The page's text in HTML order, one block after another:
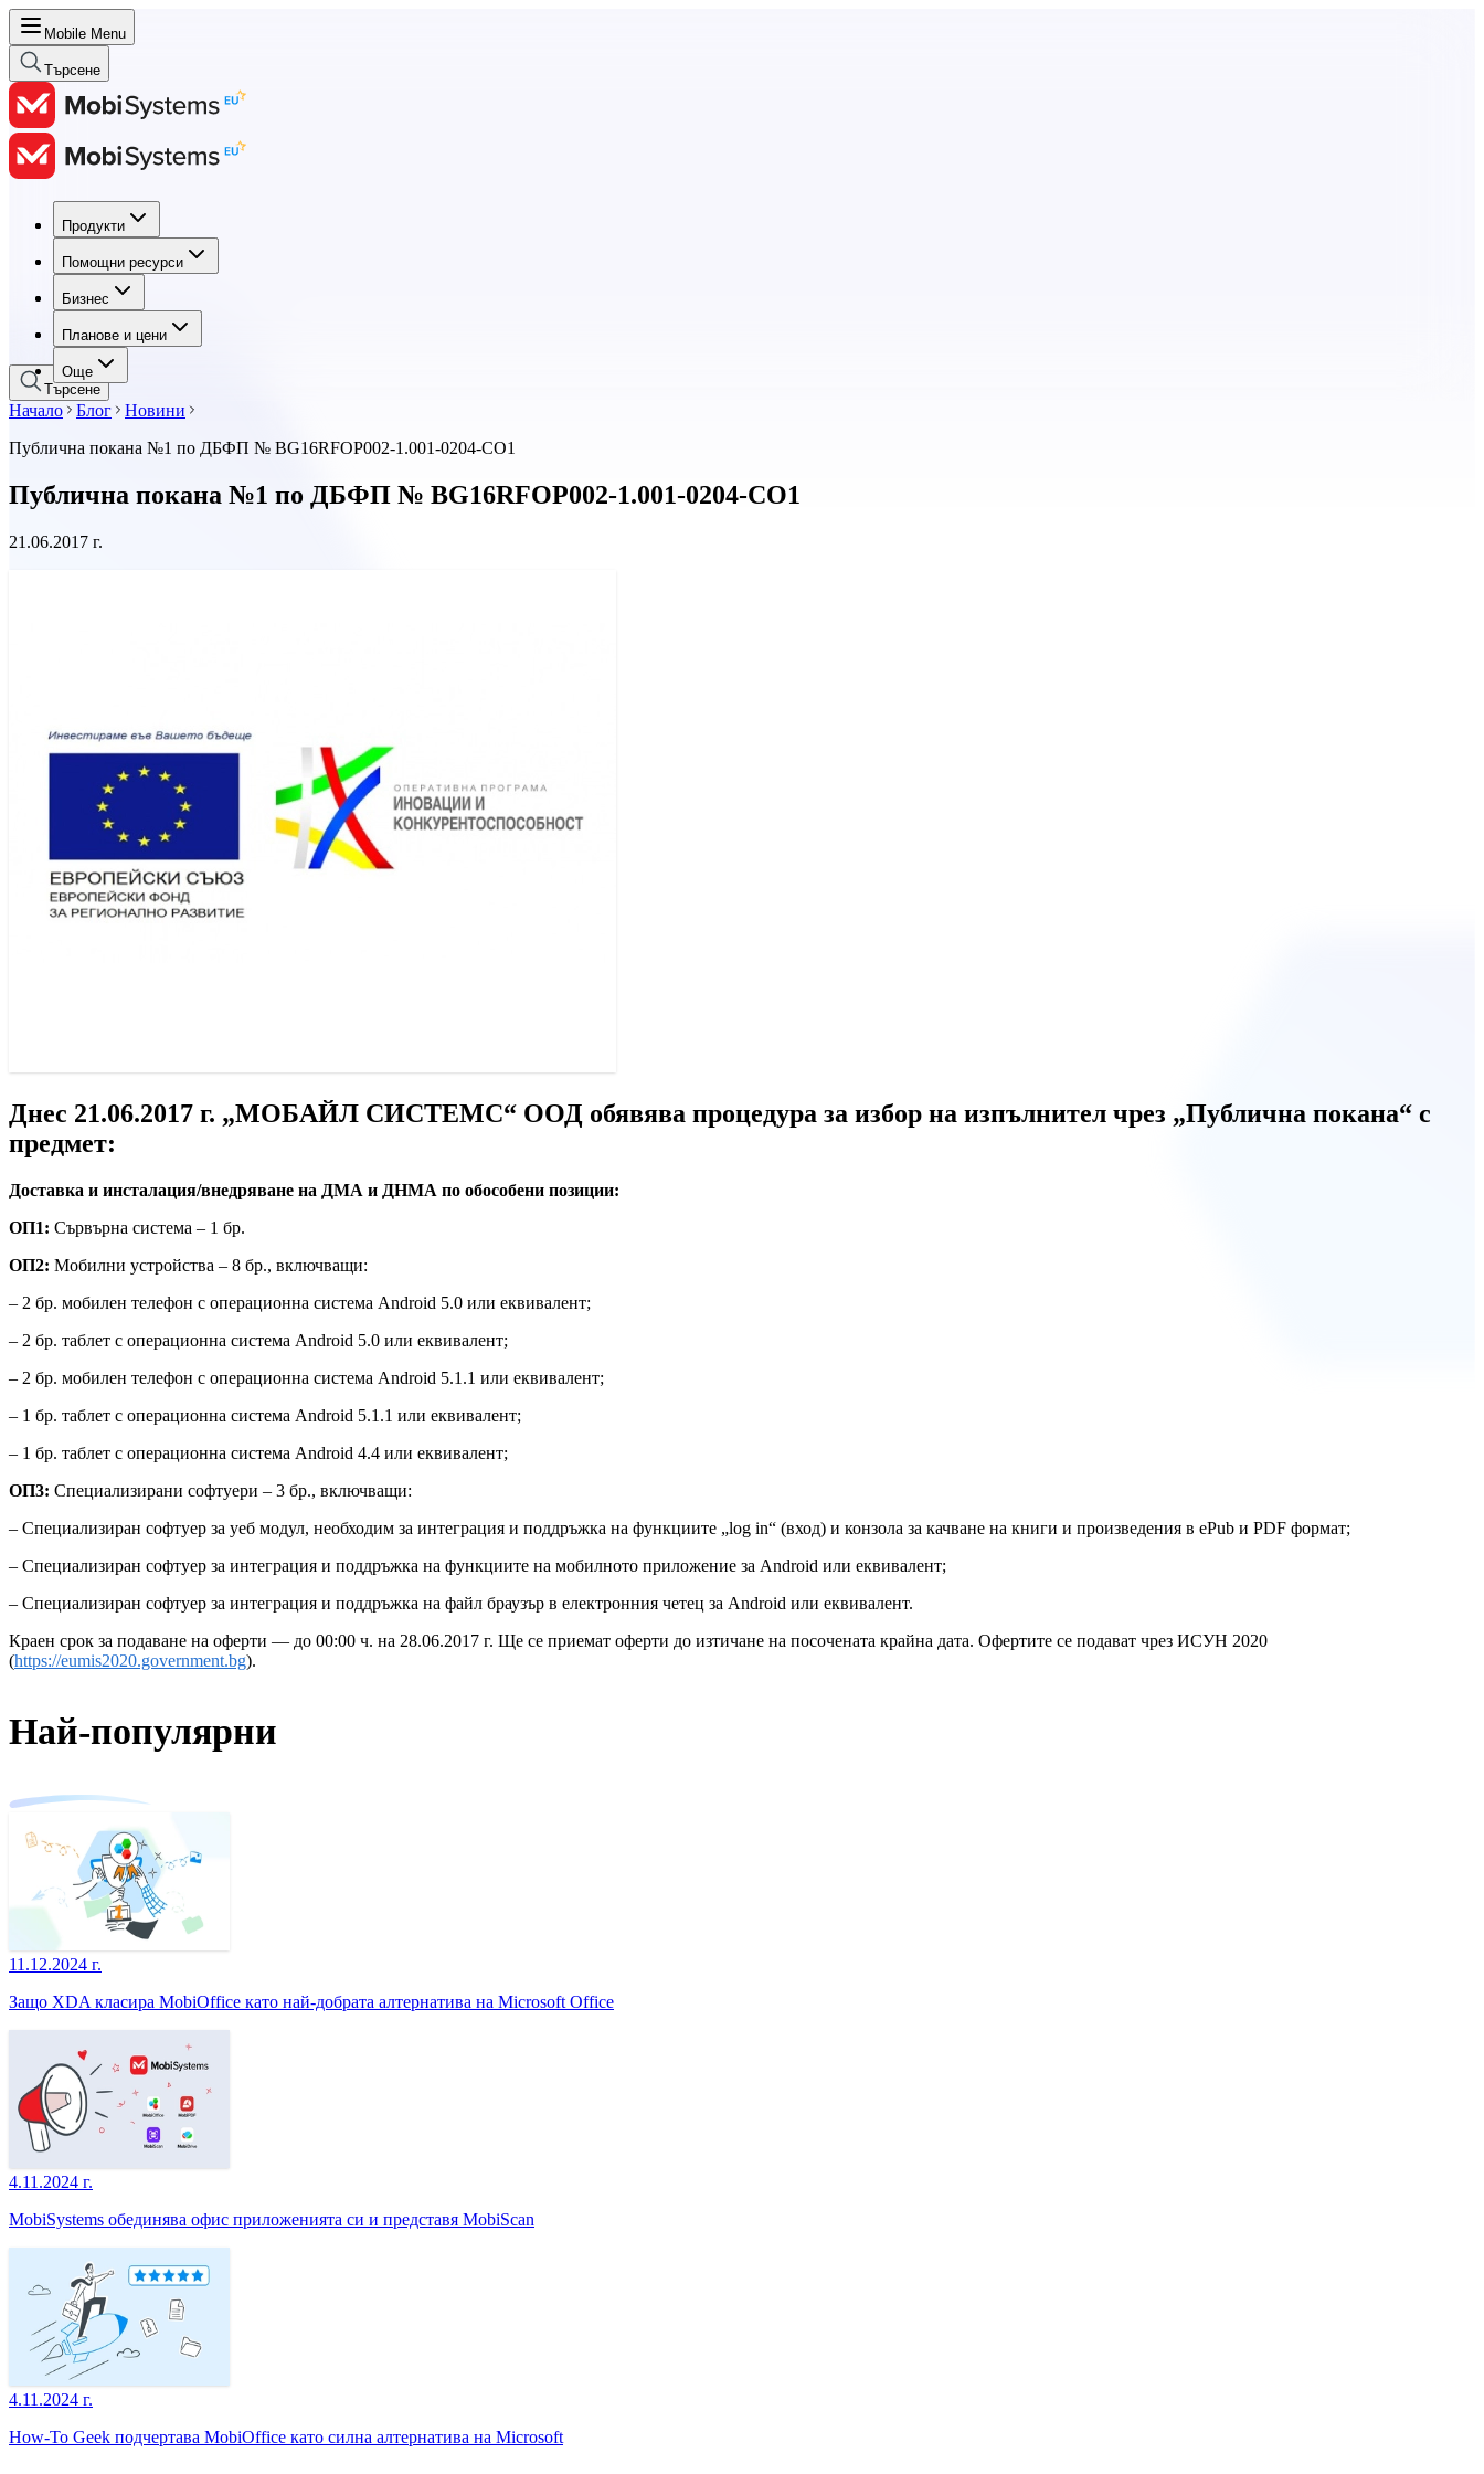
Mobile Menu
Търсене
Продукти
Помощни ресурси
Бизнес
Планове и цени
Още
Продукти
Помощни ресурси
Бизнес
Планове и цени
Търсене
Начало Блог
Новини
Публична покана №1 по ДБФП № BG16RFOP002-1.001-0204-CO1
Публична покана №1 по ДБФП № BG16RFOP002-1.001-0204-CO1
21.06.2017 г.
Днес 21.06.2017 г. „МОБАЙЛ СИСТЕМС“ ООД обявява процедура за избор на изпълнител чрез „Публична покана“ с
предмет:
Доставка и инсталация/внедряване на ДМА и ДНМА по обособени позиции:
ОП1: Сървърна система – 1 бр.
ОП2: Мобилни устройства – 8 бр., включващи:
– 2 бр. мобилен телефон с операционна система Android 5.0 или еквивалент;
– 2 бр. таблет с операционна система Android 5.0 или еквивалент;
– 2 бр. мобилен телефон с операционна система Android 5.1.1 или еквивалент;
– 1 бр. таблет с операционна система Android 5.1.1 или еквивалент;
– 1 бр. таблет с операционна система Android 4.4 или еквивалент;
ОП3: Специализирани софтуери – 3 бр., включващи:
– Специализиран софтуер за уеб модул, необходим за интеграция и поддръжка на функциите „log in“ (вход) и конзола за качване на книги и произведения в ePub и PDF формат;
– Специализиран софтуер за интеграция и поддръжка на функциите на мобилното приложение за Android или еквивалент;
– Специализиран софтуер за интеграция и поддръжка на файл браузър в електронния четец за Android или еквивалент.
Краен срок за подаване на оферти — до 00:00 ч. на 28.06.2017 г. Ще се приемат оферти до изтичане на посочената крайна дата. Офертите се подават чрез ИСУН 2020
(https://eumis2020.government.bg).
Най-популярни
11.12.2024 г.
Защо XDA класира MobiOffice като най-добрата алтернатива на Microsoft Office
4.11.2024 г.
MobiSystems обединява офис приложенията си и представя MobiScan
4.11.2024 г.
How-To Geek подчертава MobiOffice като силна алтернатива на Microsoft